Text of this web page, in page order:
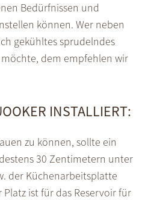
Bedürfnissen und
können. Wer neben
gekühltes sprudelndes
dem empfehlen wir
INSTALLIERT:
zu können, sollte ein
30 Zentimetern unter
der Küchenarbeitsplatte
ist für das Reservoir für